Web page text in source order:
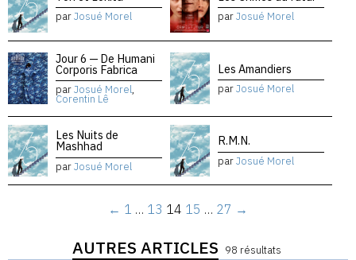
parJosué Morel parJosué Morel
Jour 6 — De Humani
Corporis Fabrica
parJosué Morel,
Corentin Lê
Les Amandiers
parJosué Morel
Les Nuits de
Mashhad
parJosué Morel
R.M.N.
parJosué Morel
← 1 … 13 14 15 … 27 →
AUTRES ARTICLES 98 résultats